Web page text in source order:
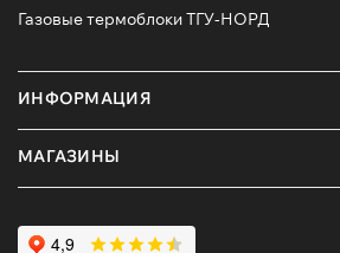
Газовые термоблоки ТГУ-НОРД
ИНФОРМАЦИЯ
МАГАЗИНЫ